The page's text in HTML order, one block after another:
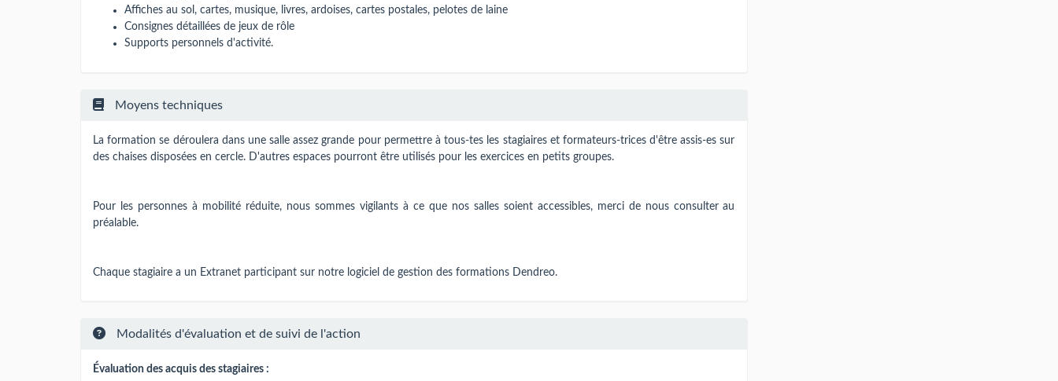
Affiches au sol, cartes, musique, livres, ardoises, cartes postales, pelotes de laine
Consignes détaillées de jeux de rôle
Supports personnels d'activité.
Moyens techniques
La formation se déroulera dans une salle assez grande pour permettre à tous-tes les stagiaires et formateurs-trices d'être assis-es sur
des chaises disposées en cercle. D'autres espaces pourront être utilisés pour les exercices en petits groupes.
Pour les personnes à mobilité réduite, nous sommes vigilants à ce que nos salles soient accessibles, merci de nous consulter au
préalable.
Chaque stagiaire a un Extranet participant sur notre logiciel de gestion des formations Dendreo.
Modalités d'évaluation et de suivi de l'action
Évaluation des acquis des stagiaires :